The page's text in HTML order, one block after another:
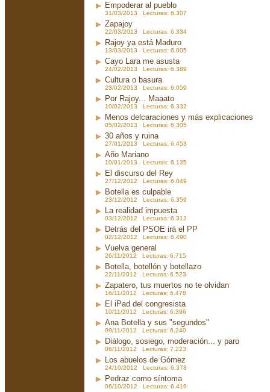
Empoderar al pueblo
31/03/2013 Lecturas: 6.307
Zapajoy
22/03/2013 Lecturas: 6.334
Rajoy ya está Maduro
13/03/2013 Lecturas: 6.005
Cayo Lara me asusta
24/02/2013 Lecturas: 6.389
Cultura o basura
23/02/2013 Lecturas: 6.059
Por Rajoy... Maaato
10/02/2013 Lecturas: 6.332
Menos delcaraciones y más explicaciones
05/02/2013 Lecturas: 6.305
30 años y ruina
27/01/2013 Lecturas: 6.453
Año Mariano
10/01/2013 Lecturas: 6.135
El discurso del Rey
27/12/2012 Lecturas: 6.049
Botella es culpable
23/12/2012 Lecturas: 6.359
La realidad impuesta
03/12/2012 Lecturas: 6.312
Detrás del PSOE irá el PP
02/12/2012 Lecturas: 6.490
Vuelva general
26/11/2012 Lecturas: 6.715
Botella, botellón y botellazo
22/11/2012 Lecturas: 6.523
Zapatero, tus muertos no te olvidan
16/11/2012 Lecturas: 6.478
El iPad del congresista
10/11/2012 Lecturas: 6.396
Ana Botella y sus "segundos"
09/11/2012 Lecturas: 6.240
Diálogo, sosiego, moderación... y paro
06/11/2012 Lecturas: 7.223
Los abuelos de Gómez
24/10/2012 Lecturas: 6.378
Pedraz como síntoma
06/10/2012 Lecturas: 6.419